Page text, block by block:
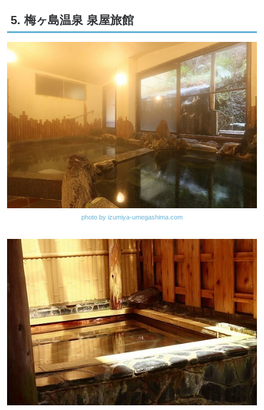
5. 梅ヶ島温泉 泉屋旅館
photo by izumiya-umegashima.com